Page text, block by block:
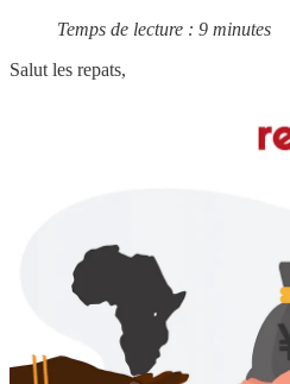
Temps de lecture : 9 minutes
Salut les repats,